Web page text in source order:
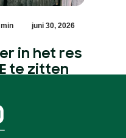
juni 30, 2026
in het res
te zitten